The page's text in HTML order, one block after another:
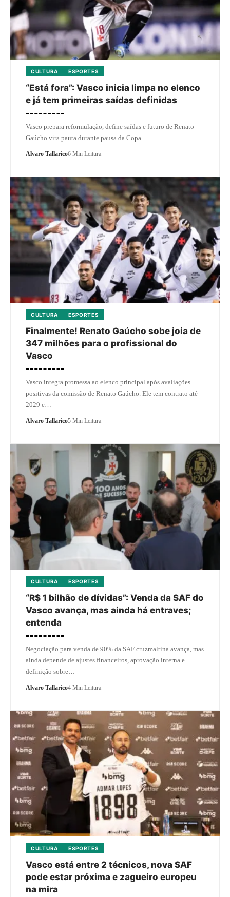
CULTURA ESPORTES
“Está fora”: Vasco inicia limpa no elenco
e já tem primeiras saídas definidas
Vasco prepara reformulação, define saídas e futuro de Renato
Gaúcho vira pauta durante pausa da Copa
Alvaro Tallarico6 Min Leitura
CULTURA ESPORTES
Finalmente! Renato Gaúcho sobe joia de
347 milhões para o profissional do
Vasco
Vasco integra promessa ao elenco principal após avaliações
positivas da comissão de Renato Gaúcho. Ele tem contrato até
2029 e…
Alvaro Tallarico5 Min Leitura
CULTURA ESPORTES
“R$ 1 bilhão de dívidas”: Venda da SAF do
Vasco avança, mas ainda há entraves;
entenda
Negociação para venda de 90% da SAF cruzmaltina avança, mas
ainda depende de ajustes financeiros, aprovação interna e
definição sobre…
Alvaro Tallarico4 Min Leitura
CULTURA ESPORTES
Vasco está entre 2 técnicos, nova SAF
pode estar próxima e zagueiro europeu
na mira